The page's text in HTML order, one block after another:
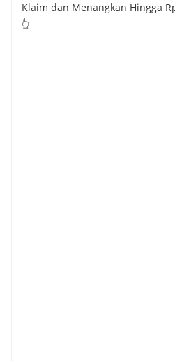
Klaim dan Menangkan Hingga
👆